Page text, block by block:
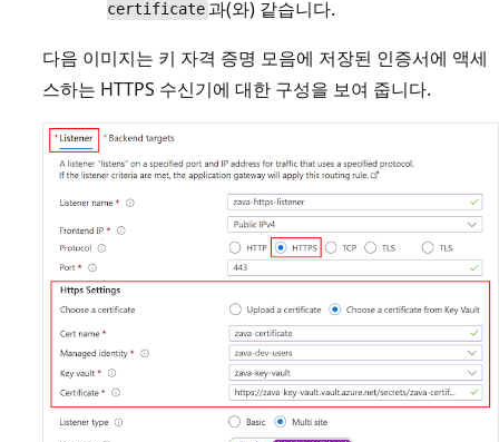
certificate 과(와) 같습니다.
다음 이미지는 키 자격 증명 모음에 저장된 인증서에 액세
스하는 HTTPS 수신기에 대한 구성을 보여 줍니다.